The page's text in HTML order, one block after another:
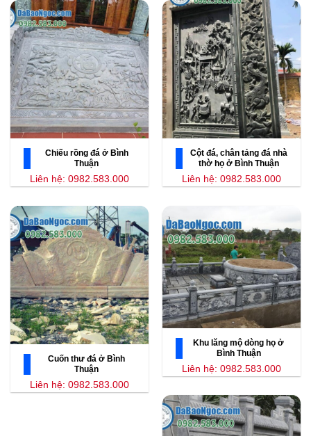
Chiếu rồng đá ở Bình
Thuận
Liên hệ: 0982.583.000
Cột đá, chân tảng đá nhà
thờ họ ở Bình Thuận
Liên hệ: 0982.583.000
Cuốn thư đá ở Bình
Thuận
Liên hệ: 0982.583.000
Khu lăng mộ dòng họ ở
Bình Thuận
Liên hệ: 0982.583.000